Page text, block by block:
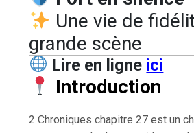
Une vie de
grande scène
Lire en ligne ici
Introduction
2 Chroniques chapitre 27 est un